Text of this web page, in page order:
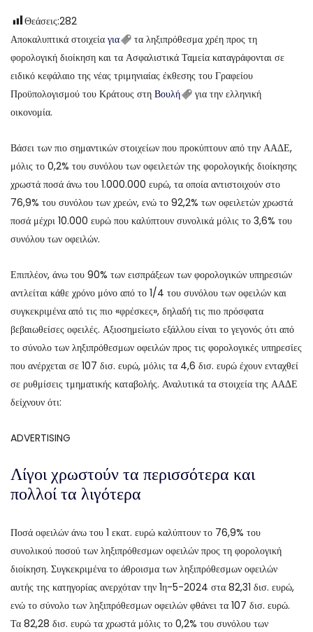
Θεάσεις:282
Αποκαλυπτικά στοιχεία για
τα ληξιπρόθεσμα χρέη προς τη
φορολογική διοίκηση και τα Ασφαλιστικά Ταμεία καταγράφονται σε
ειδικό κεφάλαιο της νέας τριμηνιαίας έκθεσης του Γραφείου
Προϋπολογισμού του Κράτους στη Βουλή
για την ελληνική
οικονομία.
Βάσει των πιο σημαντικών στοιχείων που προκύπτουν από την ΑΑΔΕ,
μόλις το 0,2% του συνόλου των οφειλετών της φορολογικής διοίκησης
χρωστά ποσά άνω του 1.000.000 ευρώ, τα οποία αντιστοιχούν στο
76,9% του συνόλου των χρεών, ενώ το 92,2% των οφειλετών χρωστά
ποσά μέχρι 10.000 ευρώ που καλύπτουν συνολικά μόλις το 3,6% του
συνόλου των οφειλών.
Επιπλέον, άνω του 90% των εισπράξεων των φορολογικών υπηρεσιών
αντλείται κάθε χρόνο μόνο από το 1/4 του συνόλου των οφειλών και
συγκεκριμένα από τις πιο «φρέσκες», δηλαδή τις πιο πρόσφατα
βεβαιωθείσες οφειλές. Αξιοσημείωτο εξάλλου είναι το γεγονός ότι από
το σύνολο των ληξιπρόθεσμων οφειλών προς τις φορολογικές υπηρεσίες
που ανέρχεται σε 107 δισ. ευρώ, μόλις τα 4,6 δισ. ευρώ έχουν ενταχθεί
σε ρυθμίσεις τμηματικής καταβολής. Αναλυτικά τα στοιχεία της ΑΑΔΕ
δείχνουν ότι:
ADVERTISING
Λίγοι χρωστούν τα περισσότερα και
πολλοί τα λιγότερα
Ποσά οφειλών άνω του 1 εκατ. ευρώ καλύπτουν το 76,9% του
συνολικού ποσού των ληξιπρόθεσμων οφειλών προς τη φορολογική
διοίκηση. Συγκεκριμένα το άθροισμα των ληξιπρόθεσμων οφειλών
αυτής της κατηγορίας ανερχόταν την 1η-5-2024 στα 82,31 δισ. ευρώ,
ενώ το σύνολο των ληξιπρόθεσμων οφειλών φθάνει τα 107 δισ. ευρώ.
Τα 82,28 δισ. ευρώ τα χρωστά μόλις το 0,2% του συνόλου των